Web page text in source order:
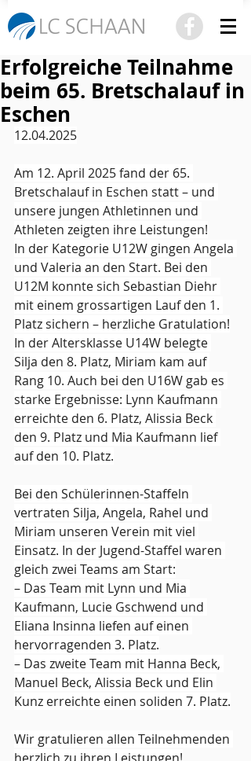
Erfolgreiche Teilnahme
beim 65. Bretschalauf in
Eschen
12.04.2025
Am 12. April 2025 fand der 65.
Bretschalauf in Eschen statt – und
unsere jungen Athletinnen und
Athleten zeigten ihre Leistungen!
In der Kategorie U12W gingen Angela
und Valeria an den Start. Bei den
U12M konnte sich Sebastian Diehr
mit einem grossartigen Lauf den 1.
Platz sichern – herzliche Gratulation!
In der Altersklasse U14W belegte
Silja den 8. Platz, Miriam kam auf
Rang 10. Auch bei den U16W gab es
starke Ergebnisse: Lynn Kaufmann
erreichte den 6. Platz, Alissia Beck
den 9. Platz und Mia Kaufmann lief
auf den 10. Platz.
Bei den Schülerinnen-Staffeln
vertraten Silja, Angela, Rahel und
Miriam unseren Verein mit viel
Einsatz. In der Jugend-Staffel waren
gleich zwei Teams am Start:
– Das Team mit Lynn und Mia
Kaufmann, Lucie Gschwend und
Eliana Insinna liefen auf einen
hervorragenden 3. Platz.
– Das zweite Team mit Hanna Beck,
Manuel Beck, Alissia Beck und Elin
Kunz erreichte einen soliden 7. Platz.
Wir gratulieren allen Teilnehmenden